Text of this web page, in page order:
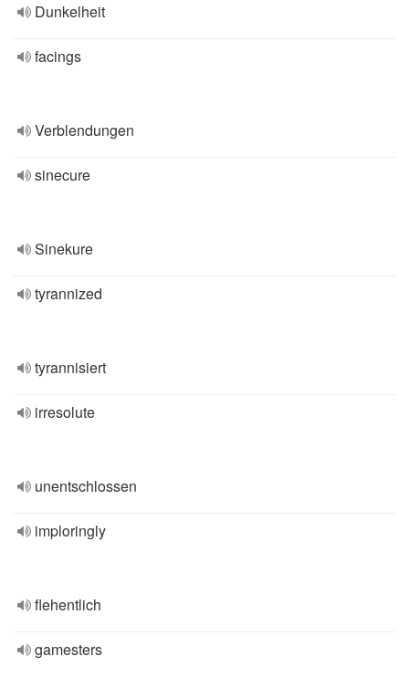
Dunkelheit
facings
Verblendungen
sinecure
Sinekure
tyrannized
tyrannisiert
irresolute
unentschlossen
imploringly
flehentlich
gamesters